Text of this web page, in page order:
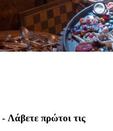
Λάβετε πρώτοι τις